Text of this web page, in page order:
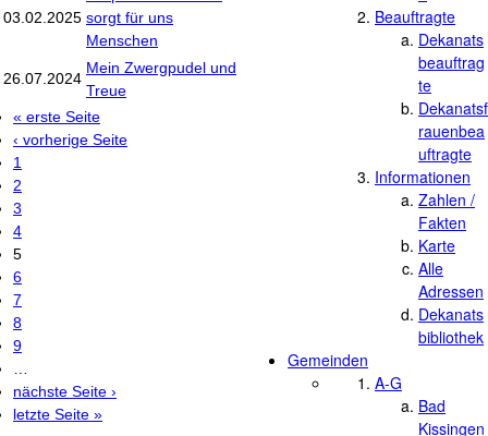
03.02.2025 sorgt für uns
Menschen
26.07.2024
Mein Zwergpudel und
Treue
Seiten
« erste Seite
‹ vorherige Seite
1
2
3
4
5
6
7
8
9
nächste Seite ›
letzte Seite »
Beauftragte
Dekanats
beauftrag
te
Dekanatsf
rauenbea
uftragte
Informationen
Zahlen /
Fakten
Karte
Alle
Adressen
Dekanats
bibliothek
Gemeinden
A-G
Bad
Kissingen